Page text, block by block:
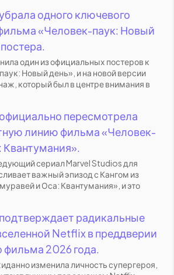
одного ключевого
«Человек-паук: Новый
один из официальных постеров к
Новый день», и на новой версии
который был в центре внимания в
пересмотрела
линию фильма «Человек-
сериал Marvel Studios для
важный эпизод с Кангом из
и Оса: Квантумания», и это
радикальные
Netflix в преддверии
фильма 2026 года.
изменила личность супергероя,